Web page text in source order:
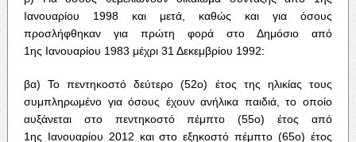
Ιανουαρίου 1998 και μετά, καθώς και για όσους
προσλήφθηκαν για πρώτη φορά στο Δημόσιο από
1ης Ιανουαρίου 1983 μέχρι 31 Δεκεμβρίου 1992:
βα) Το πεντηκοστό δεύτερο (52ο) έτος της ηλικίας τους
συμπληρωμένο για όσους έχουν ανήλικα παιδιά, το οποίο
αυξάνεται στο πεντηκοστό πέμπτο (55ο) έτος από
1ης Ιανουαρίου 2012 και στο εξηκοστό πέμπτο (65ο) έτος